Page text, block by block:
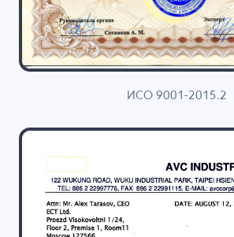
ИСО 9001-2015.2